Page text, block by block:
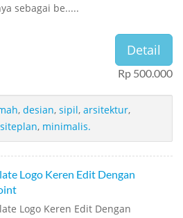
sebagai be.....
Detail
Rp 500.000
, desian, sipil, arsitektur,
siteplan, minimalis.
Logo Keren Edit Dengan
Logo Keren Edit Dengan